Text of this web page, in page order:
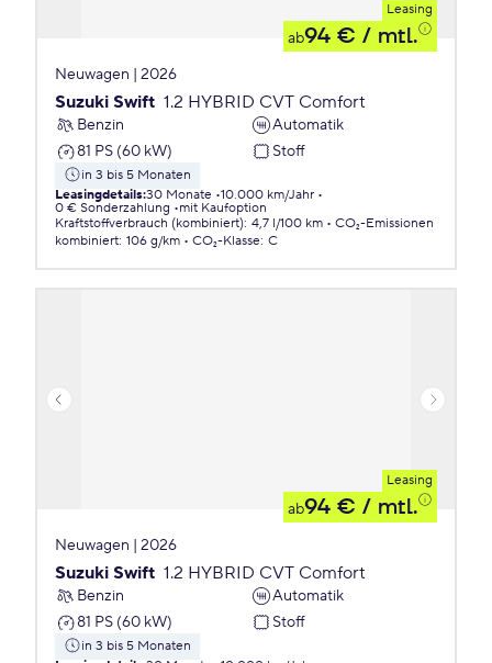
Leasing
ab94 € / mtl.
Neuwagen | 2026
Suzuki Swift 1.2 HYBRID CVT Comfort
Benzin
Automatik
81 PS (60 kW)
Stoff
in 3 bis 5 Monaten
Leasingdetails:30 Monate 10.000 km/Jahr
0 € Sonderzahlung
mit Kaufoption
Kraftstoffverbrauch (kombiniert): 4,7 l/100 km
CO₂-Emissionen
kombiniert: 106 g/km CO₂-Klasse: C
Leasing
ab94 € / mtl.
Neuwagen | 2026
Suzuki Swift 1.2 HYBRID CVT Comfort
Benzin
Automatik
81 PS (60 kW)
Stoff
in 3 bis 5 Monaten